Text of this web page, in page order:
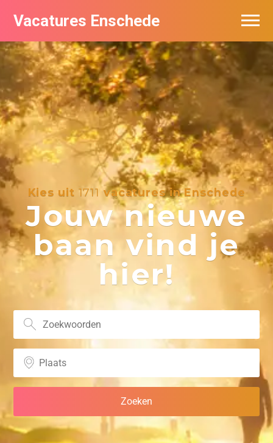
Vacatures Enschede
Kies uit 1711 vacatures in Enschede
Jouw nieuwe
baan vind je
hier!
Vacatures per bedrijf
De populairste vacatures in Enschede
Nieuwsbrief feed